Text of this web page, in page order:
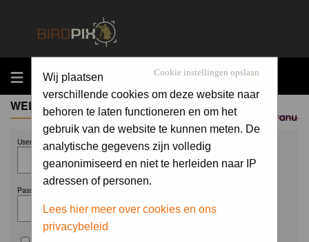
MENU
Sponsored by
Cookie instellingen opslaan
Wij plaatsen
verschillende cookies om deze website naar
behoren te laten functioneren en om het
gebruik van de website te kunnen meten. De
analytische gegevens zijn volledig
geanonimiseerd en niet te herleiden naar IP
adressen of personen.
Lees hier meer over cookies en ons
privacybeleid
WELCOME GUEST
Username:
Password: